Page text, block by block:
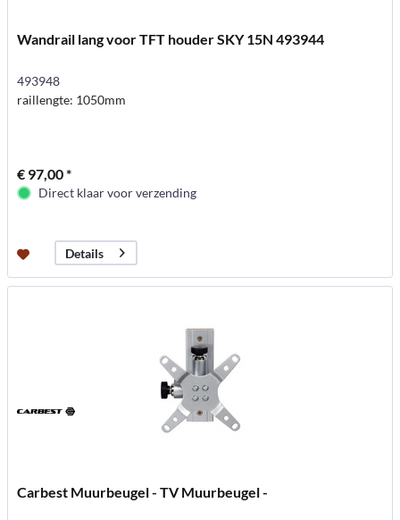
Wandrail lang voor TFT houder SKY 15N 493944
493948
raillengte: 1050mm
€ 97,00 *
Direct klaar voor verzending
Details
Carbest Muurbeugel - TV Muurbeugel -